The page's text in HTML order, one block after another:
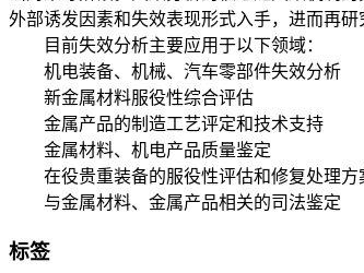
外部诱发因素和失效表现形式入手，进而再研
目前失效分析主要应用于以下领域：
机电装备、机械、汽车零部件失效分析
新金属材料服役性综合评估
金属产品的制造工艺评定和技术支持
金属材料、机电产品质量鉴定
在役贵重装备的服役性评估和修复处理方
与金属材料、金属产品相关的司法鉴定
标签